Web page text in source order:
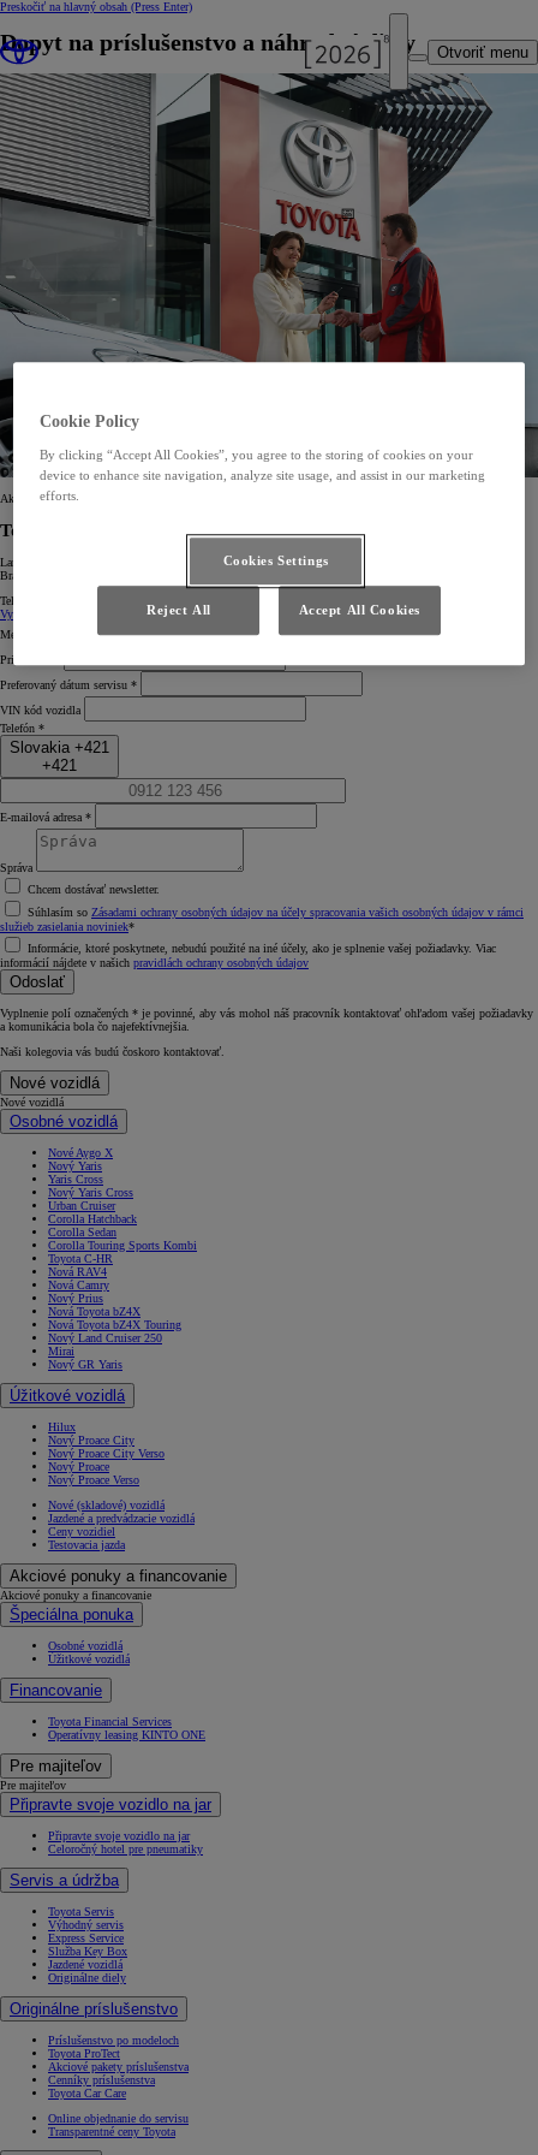
Preskočiť na hlavný obsah (Press Enter)
Otvoriť menu
Dopyt na príslušenstvo a náhradné diely
Ak máte záujem o príslušenstvo alebo náhradné diely, prosím vyplňte formulár nižšie.
Todos s.r.o.
Lamačská cesta 109A
Bratislava
Tel:
Vyberte svojho predajcu *
Meno *
Priezvisko *
Preferovaný dátum servisu *
VIN kód vozidla
Telefón *
Slovakia +421
+421
E‑mailová adresa *
Správa
Chcem dostávať newsletter.
Súhlasím so Zásadami ochrany osobných údajov na účely spracovania vašich osobných údajov v rámci
služieb zasielania noviniek*
Informácie, ktoré poskytnete, nebudú použité na iné účely, ako je splnenie vašej požiadavky. Viac
informácií nájdete v našich pravidlách ochrany osobných údajov
Odoslať
Vyplnenie polí označených * je povinné, aby vás mohol náš pracovník kontaktovať ohľadom vašej požiadavky
a komunikácia bola čo najefektívnejšia.
Naši kolegovia vás budú čoskoro kontaktovať.
Nové vozidlá
Nové vozidlá
Osobné vozidlá
Nové Aygo X
Nový Yaris
Yaris Cross
Nový Yaris Cross
Urban Cruiser
Corolla Hatchback
Corolla Sedan
Corolla Touring Sports Kombi
Toyota C-HR
Nová RAV4
Nová Camry
Nový Prius
Nová Toyota bZ4X
Nová Toyota bZ4X Touring
Nový Land Cruiser 250
Mirai
Nový GR Yaris
Úžitkové vozidlá
Hilux
Nový Proace City
Nový Proace City Verso
Nový Proace
Nový Proace Verso
Nové (skladové) vozidlá
Jazdené a predvádzacie vozidlá
Ceny vozidiel
Testovacia jazda
Akciové ponuky a financovanie
Akciové ponuky a financovanie
Špeciálna ponuka
Osobné vozidlá
Úžitkové vozidlá
Financovanie
Toyota Financial Services
Operatívny leasing KINTO ONE
Pre majiteľov
Pre majiteľov
Připravte svoje vozidlo na jar
Připravte svoje vozidlo na jar
Celoročný hotel pre pneumatiky
Servis a údržba
Toyota Servis
Výhodný servis
Express Service
Služba Key Box
Jazdené vozidlá
Originálne diely
Originálne príslušenstvo
Príslušenstvo po modeloch
Toyota ProTect
Akciové pakety príslušenstva
Cenníky príslušenstva
Toyota Car Care
Online objednanie do servisu
Transparentné ceny Toyota
Cookie Policy
By clicking “Accept All Cookies”, you agree to the storing of cookies on your
device to enhance site navigation, analyze site usage, and assist in our marketing
efforts.
Cookies Settings
Reject All Accept All Cookies